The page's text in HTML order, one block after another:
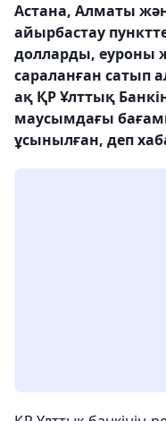
Астана, Алматы
айырбастау
долларды, еуроны
сараланған сатып
ақ ҚР Ұлттық
маусымдағы
ұсынылған, деп